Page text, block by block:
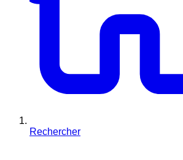
Rechercher